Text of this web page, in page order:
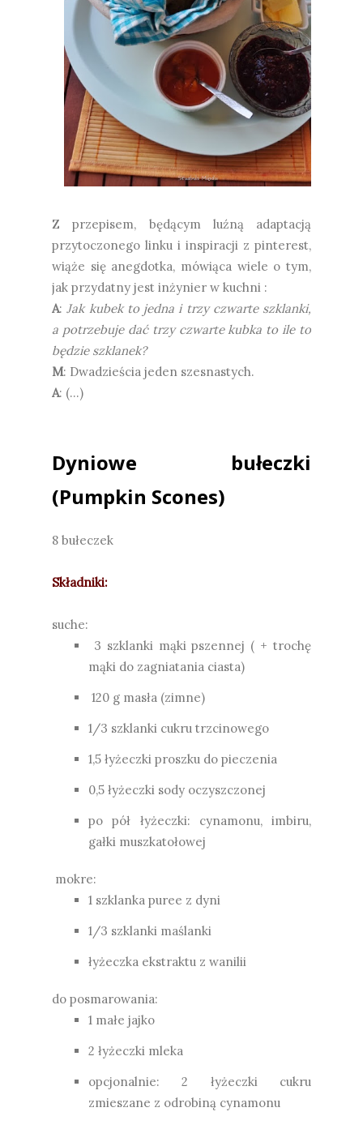
Z przepisem, będącym luźną adaptacją
przytoczonego linku i inspiracji z pinterest,
wiąże się anegdotka, mówiąca wiele o tym,
jak przydatny jest inżynier w kuchni :
A:Jak kubek to jedna i trzy czwarte szklanki,
a potrzebuje dać trzy czwarte kubka to ile to
będzie szklanek?
M: Dwadzieścia jeden szesnastych.
A: (...)
Dyniowe bułeczki
(Pumpkin Scones)
8 bułeczek
Składniki:
suche:
3 szklanki mąki pszennej ( + trochę
mąki do zagniatania ciasta)
120 g masła (zimne)
1/3 szklanki cukru trzcinowego
1,5 łyżeczki proszku do pieczenia
0,5 łyżeczki sody oczyszczonej
po pół łyżeczki: cynamonu, imbiru,
gałki muszkatołowej
mokre:
1 szklanka puree z dyni
1/3 szklanki maślanki
łyżeczka ekstraktu z wanilii
do posmarowania:
1 małe jajko
2 łyżeczki mleka
opcjonalnie: 2 łyżeczki cukru
zmieszane z odrobiną cynamonu